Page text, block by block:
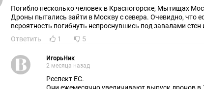
Погибло несколько человек в Красногорске, Мытищах
Дроны пытались зайти в Москву с севера. Очевидно, что
вероятность погибнуть непроснувшись под завалами
Ответить
1 5
ИгорьНик
2 месяца назад
Респект ЕС.